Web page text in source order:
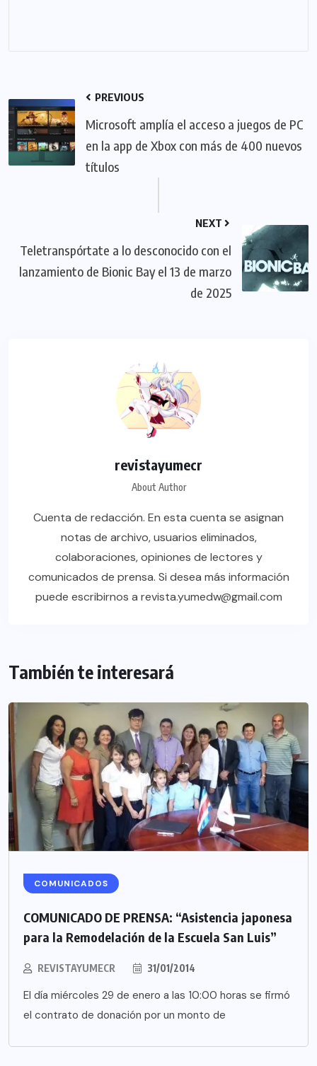
PREVIOUS
Microsoft amplía el acceso a juegos de PC
en la app de Xbox con más de 400 nuevos
títulos
NEXT
Teletranspórtate a lo desconocido con el
lanzamiento de Bionic Bay el 13 de marzo
de 2025
revistayumecr
About Author
Cuenta de redacción. En esta cuenta se asignan
notas de archivo, usuarios eliminados,
colaboraciones, opiniones de lectores y
comunicados de prensa. Si desea más información
puede escribirnos a revista.yumedw@gmail.com
También te interesará
COMUNICADOS
COMUNICADO DE PRENSA: “Asistencia japonesa
para la Remodelación de la Escuela San Luis”
REVISTAYUMECR 31/01/2014
El día miércoles 29 de enero a las 10:00 horas se firmó
el contrato de donación por un monto de